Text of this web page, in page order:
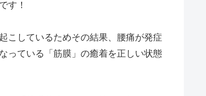
す！
こしているためその結果、腰痛が発症
っている「筋膜」の癒着を正しい状態